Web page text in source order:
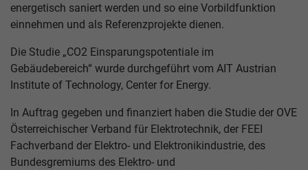
energetisch saniert werden und so eine Vorbildfunktion
einnehmen und als Referenzprojekte dienen.
Die Studie „CO2 Einsparungspotentiale im
Gebäudebereich“ wurde durchgeführt vom AIT Austrian
Institute of Technology, Center for Energy.
In Auftrag gegeben und finanziert haben die Studie der OVE
Österreichischer Verband für Elektrotechnik, der FEEI
Fachverband der Elektro- und Elektronikindustrie, des
Bundesgremiums des Elektro- und